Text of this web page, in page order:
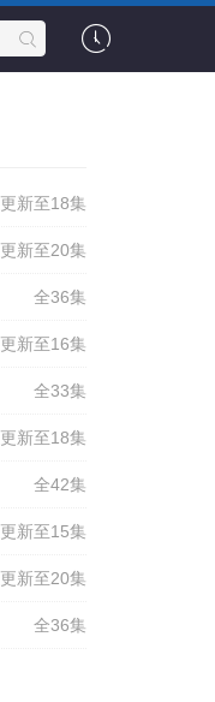
更新至18集
更新至20集
全36集
更新至16集
全33集
更新至18集
全42集
更新至15集
更新至20集
全36集